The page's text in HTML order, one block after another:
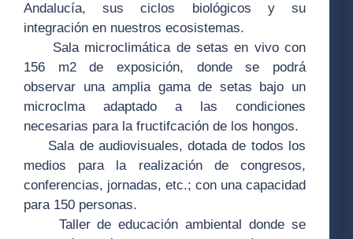
Andalucía, sus ciclos biológicos y su
integración en nuestros ecosistemas.
Sala microclimática de setas en vivo con
156 m2 de exposición, donde se podrá
observar una amplia gama de setas bajo un
microclma adaptado a las condiciones
necesarias para la fructifcación de los hongos.
Sala de audiovisuales, dotada de todos los
medios para la realización de congresos,
conferencias, jornadas, etc.; con una capacidad
para 150 personas.
Taller de educación ambiental donde se